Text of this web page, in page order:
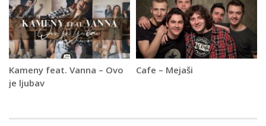
Kameny feat. Vanna – Ovo
je ljubav
Cafe – Mejaši